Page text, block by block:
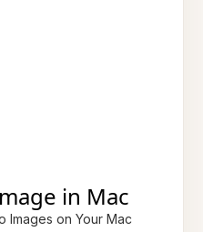
in Mac
Images on Your Mac